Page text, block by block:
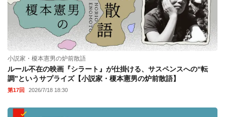
小説家・榎本憲男の炉前散語
ルール不在の映画『シラート』が仕掛ける、サスペンスへの“転
調”というサプライズ【小説家・榎本憲男の炉前散語】
第17回 2026/7/18 18:30